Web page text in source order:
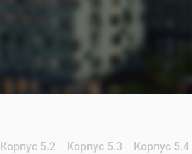
Корпус 5.2 Корпус 5.3 Корпус 5.4